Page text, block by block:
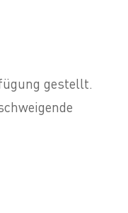
gestellt.